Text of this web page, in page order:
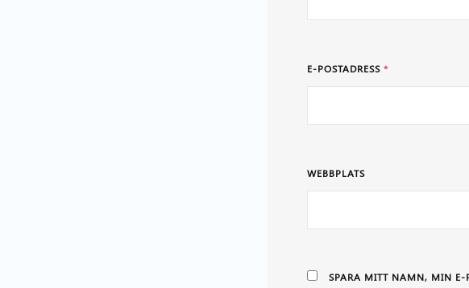
E-POSTADRESS *
WEBBPLATS
SPARA MITT NAMN, MIN E-